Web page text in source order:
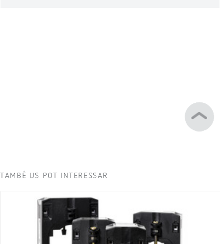
TAMBÉ US POT INTERESSAR